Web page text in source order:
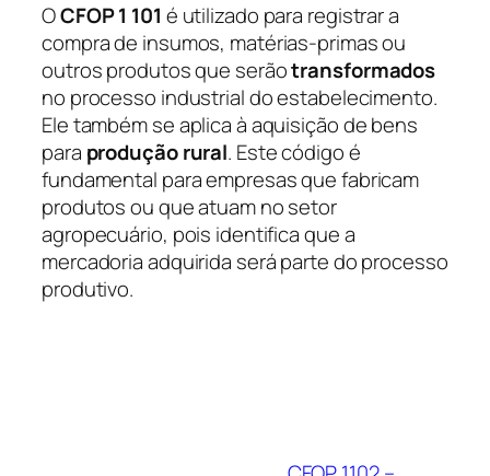
OCFOP 1 101 é utilizado para registrar a
compra de insumos, matérias-primas ou
outros produtos que serãotransformados
no processo industrial do estabelecimento.
Ele também se aplica à aquisição de bens
para produção rural. Este código é
fundamental para empresas que fabricam
produtos ou que atuam no setor
agropecuário, pois identifica que a
mercadoria adquirida será parte do processo
produtivo.